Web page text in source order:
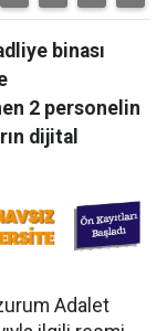
binası
2 personelin
dijital
Adalet